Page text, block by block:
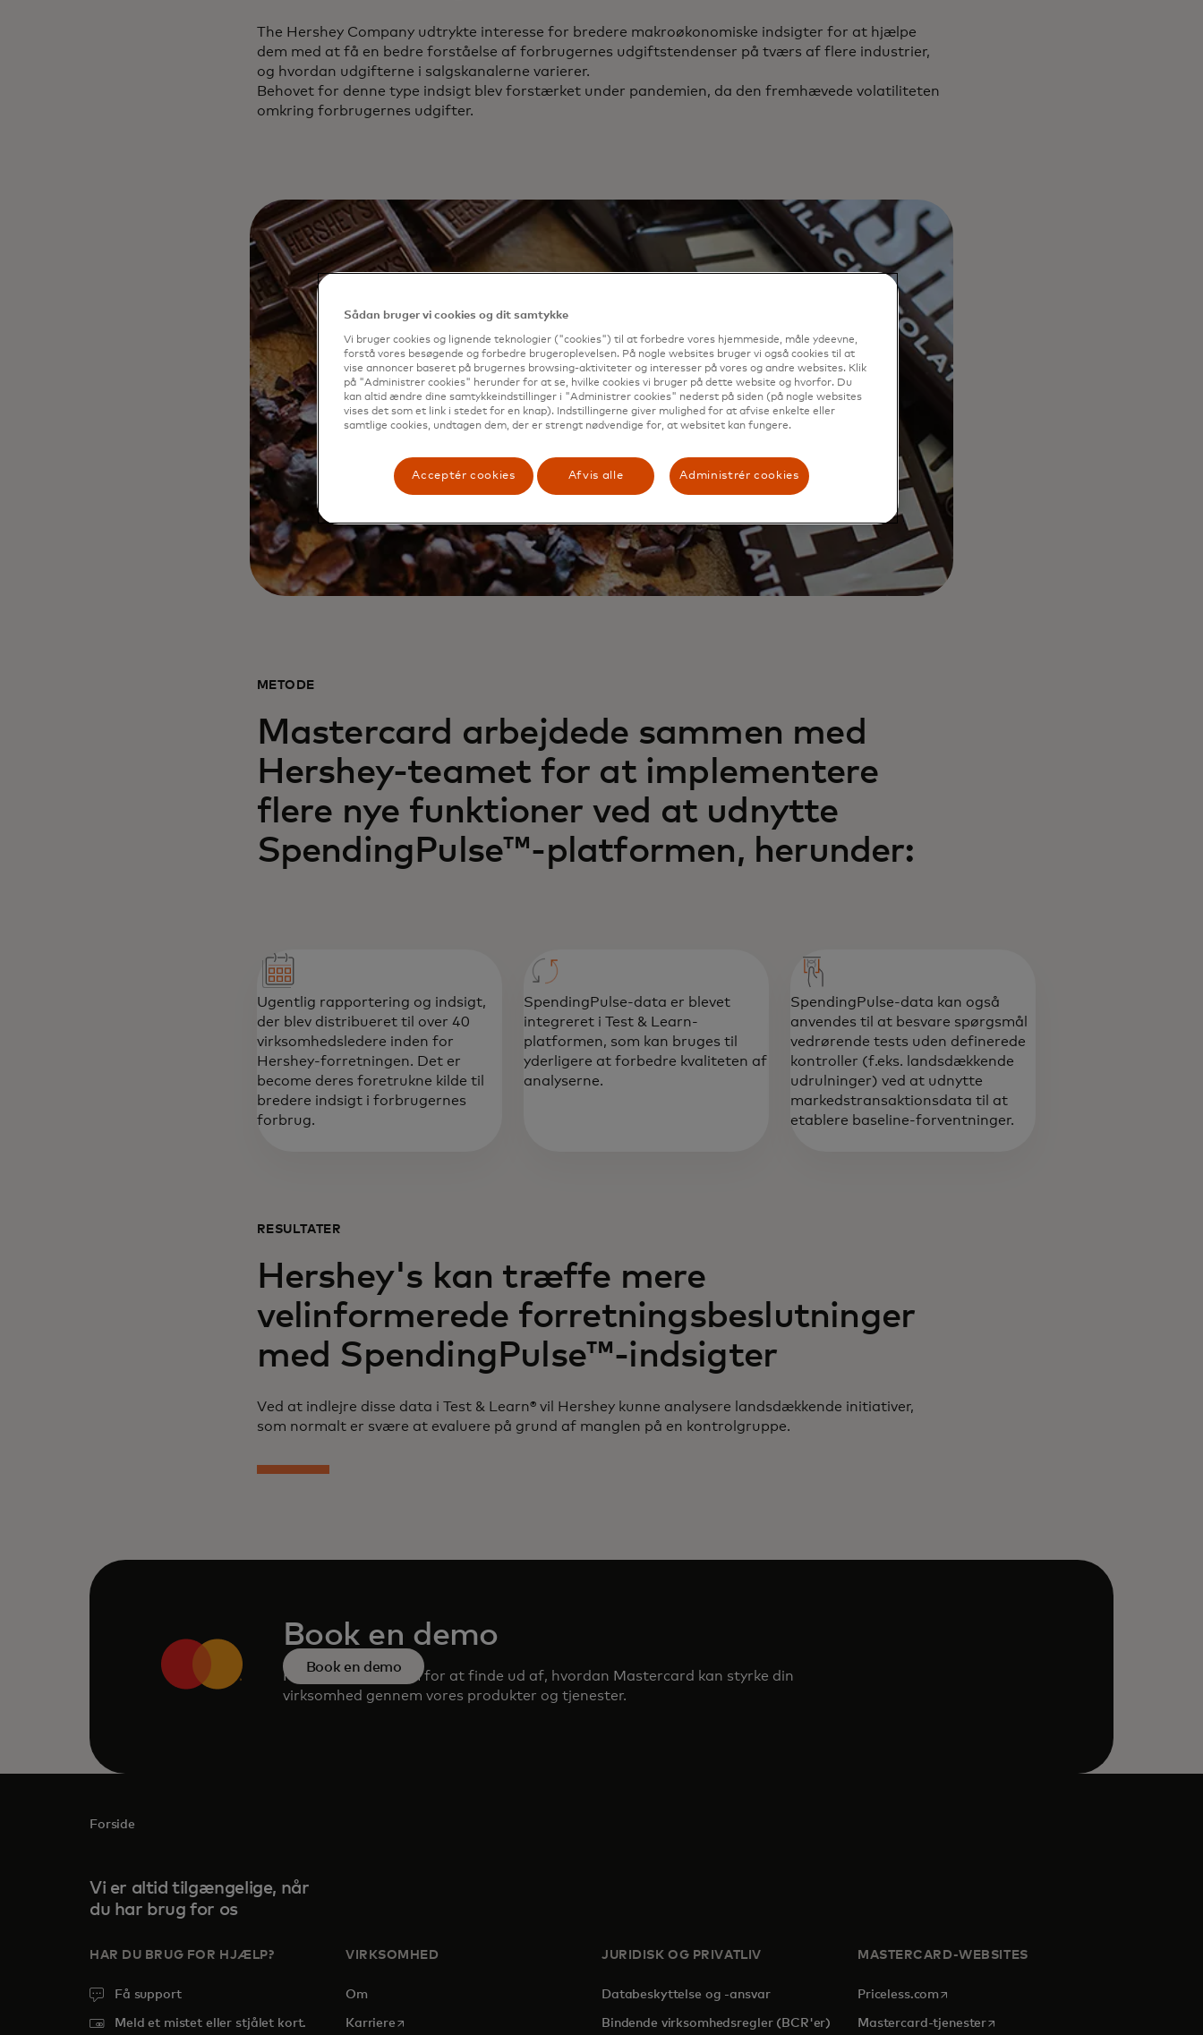
The Hershey Company udtrykte interesse for bredere makroøkonomiske indsigter for at hjælpe
dem med at få en bedre forståelse af forbrugernes udgiftstendenser på tværs af flere industrier,
og hvordan udgifterne i salgskanalerne varierer.
Behovet for denne type indsigt blev forstærket under pandemien, da den fremhævede volatiliteten
omkring forbrugernes udgifter.
METODE
Mastercard arbejdede sammen med
Hershey-teamet for at implementere
flere nye funktioner ved at udnytte
SpendingPulse™-platformen, herunder:
Ugentlig rapportering og indsigt,
der blev distribueret til over 40
virksomhedsledere inden for
Hershey-forretningen. Det er
become deres foretrukne kilde til
bredere indsigt i forbrugernes
forbrug.
SpendingPulse-data er blevet
integreret i Test & Learn-
platformen, som kan bruges til
yderligere at forbedre kvaliteten af
analyserne.
SpendingPulse-data kan også
anvendes til at besvare spørgsmål
vedrørende tests uden definerede
kontroller (f.eks. landsdækkende
udrulninger) ved at udnytte
markedstransaktionsdata til at
etablere baseline-forventninger.
RESULTATER
Hershey's kan træffe mere
velinformerede forretningsbeslutninger
med SpendingPulse™-indsigter
Ved at indlejre disse data i Test & Learn® vil Hershey kunne analysere landsdækkende initiativer,
som normalt er svære at evaluere på grund af manglen på en kontrolgruppe.
Book en demo
Kontakt vores team for at finde ud af, hvordan Mastercard kan styrke din
virksomhed gennem vores produkter og tjenester.
Book en demo
Forside
Vi er altid tilgængelige, når
du har brug for os
HAR DU BRUG FOR HJÆLP?
Få support
Meld et mistet eller stjålet kort.
VIRKSOMHED
Om
Karriereopens in a new tab
JURIDISK OG PRIVATLIV
Databeskyttelse og -ansvar
Bindende virksomhedsregler (BCR'er)
MASTERCARD-WEBSITES
Priceless.com opens in a new tab
Mastercard-tjenesteropens in a new tab
Sådan bruger vi cookies og dit samtykke
Vi bruger cookies og lignende teknologier ("cookies") til at forbedre vores hjemmeside, måle ydeevne,
forstå vores besøgende og forbedre brugeroplevelsen. På nogle websites bruger vi også cookies til at
vise annoncer baseret på brugernes browsing-aktiviteter og interesser på vores og andre websites. Klik
på "Administrer cookies" herunder for at se, hvilke cookies vi bruger på dette website og hvorfor. Du
kan altid ændre dine samtykkeindstillinger i "Administrer cookies" nederst på siden (på nogle websites
vises det som et link i stedet for en knap). Indstillingerne giver mulighed for at afvise enkelte eller
samtlige cookies, undtagen dem, der er strengt nødvendige for, at websitet kan fungere.
Acceptér cookies Afvis alle Administrér cookies